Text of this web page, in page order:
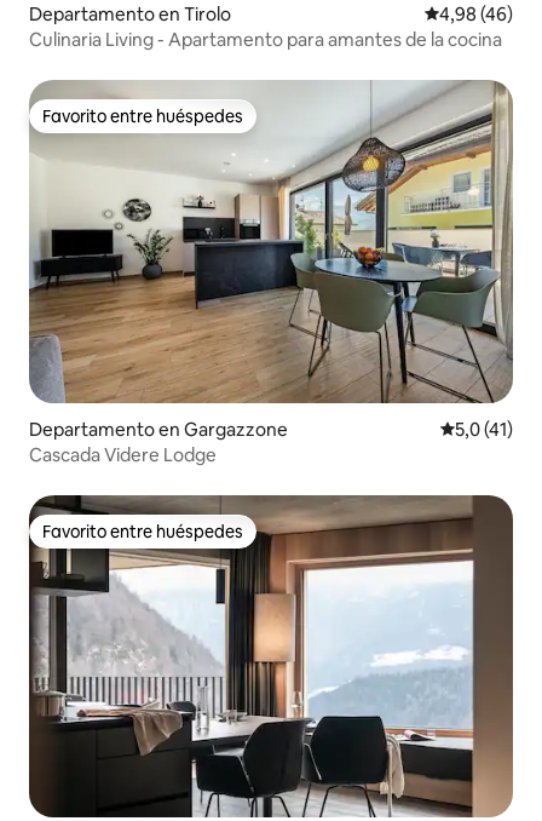
Departamento en Tirolo Calificación
4,98 (46)
Culinaria Living - Apartamento para amantes de la cocina
Favorito entre huéspedes
Favorito entre huéspedes
Departamento en Gargazzone Calificación
5,0 (41)
Cascada Videre Lodge
Favorito entre huéspedes
Favorito entre huéspedes